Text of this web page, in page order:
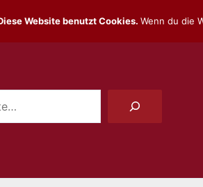
Website benutzt Cookies. Wenn du die